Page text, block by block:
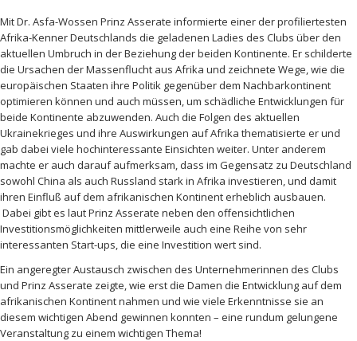
Mit Dr. Asfa-Wossen Prinz Asserate informierte einer der profiliertesten
Afrika-Kenner Deutschlands die geladenen Ladies des Clubs über den
aktuellen Umbruch in der Beziehung der beiden Kontinente. Er schilderte
die Ursachen der Massenflucht aus Afrika und zeichnete Wege, wie die
europäischen Staaten ihre Politik gegenüber dem Nachbarkontinent
optimieren können und auch müssen, um schädliche Entwicklungen für
beide Kontinente abzuwenden. Auch die Folgen des aktuellen
Ukrainekrieges und ihre Auswirkungen auf Afrika thematisierte er und
gab dabei viele hochinteressante Einsichten weiter. Unter anderem
machte er auch darauf aufmerksam, dass im Gegensatz zu Deutschland
sowohl China als auch Russland stark in Afrika investieren, und damit
ihren Einfluß auf dem afrikanischen Kontinent erheblich ausbauen.
Dabei gibt es laut Prinz Asserate neben den offensichtlichen
Investitionsmöglichkeiten mittlerweile auch eine Reihe von sehr
interessanten Start-ups, die eine Investition wert sind.
Ein angeregter Austausch zwischen des Unternehmerinnen des Clubs
und Prinz Asserate zeigte, wie erst die Damen die Entwicklung auf dem
afrikanischen Kontinent nahmen und wie viele Erkenntnisse sie an
diesem wichtigen Abend gewinnen konnten – eine rundum gelungene
Veranstaltung zu einem wichtigen Thema!